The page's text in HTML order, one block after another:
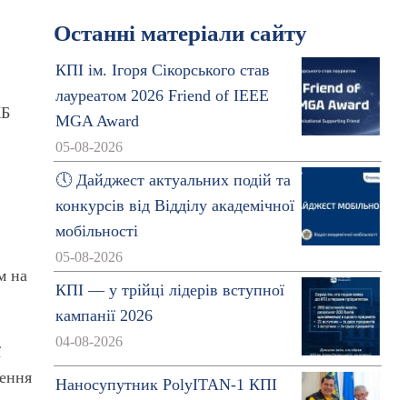
на
Останні матеріали сайту
КПІ ім. Ігоря Сікорського став
лауреатом 2026 Friend of IEEE
MGA Award
05-08-2026
🕔 Дайджест актуальних подій та
конкурсів від Відділу академічної
мобільності
05-08-2026
КПІ — у трійці лідерів вступної
кампанії 2026
04-08-2026
Наносупутник PolyITAN-1 КПІ